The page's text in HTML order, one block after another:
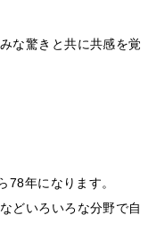
な驚きと共に共感を覚
78年になります。
どいろいろな分野で自